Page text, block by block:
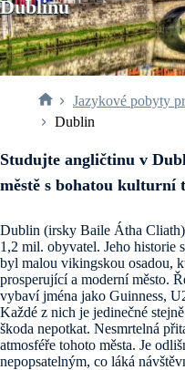
Dublinu
Jazykové pobyty
Dublin
Studujte angličtinu v
městě s bohatou kulturní
Dublin (irsky Baile Átha
1,2 mil. obyvatel. Jeho historie
byl malou vikingskou osadou,
prosperující a moderní město.
vybaví jména jako Guinness,
Každé z nich je jedinečné
škoda nepotkat. Nesmrtelná
atmosféře tohoto města. Je
nepopsatelným, co láká